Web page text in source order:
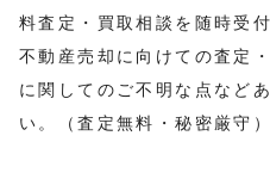
料査定・買取相談を随時受付
不動産売却に向けての査定
に関してのご不明な点など
い。（査定無料・秘密厳守）